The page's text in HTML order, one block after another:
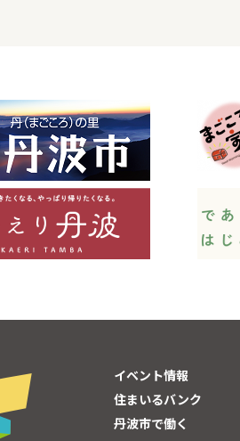
イベント情報
住まいるバンク
丹波市で働く